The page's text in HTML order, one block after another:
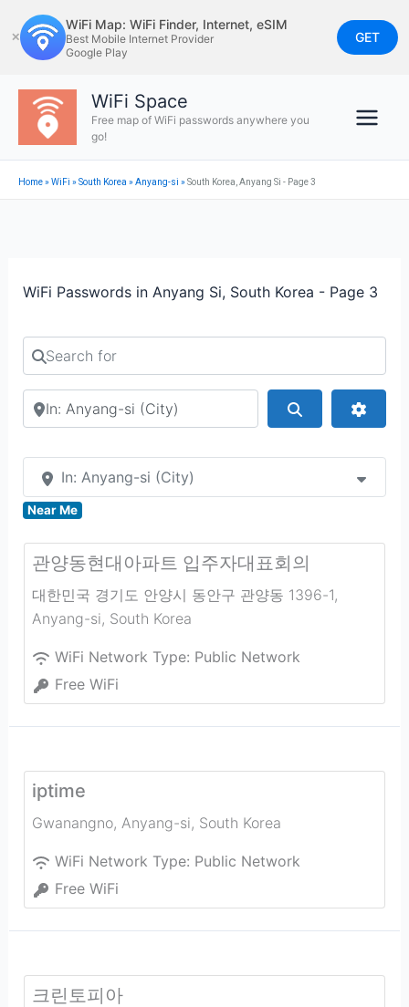
to
content
✕
WiFi Map: WiFi Finder, Internet, eSIM
Best Mobile Internet Provider
Google Play
GET
WiFi Space
Free map of WiFi passwords anywhere you
go!
Home»WiFi »South Korea »Anyang-si »South Korea, Anyang Si - Page 3
WiFi Passwords in Anyang Si, South Korea - Page 3
Search for
Search by city or country
In: Anyang-si (City)
Near Me
관양동현대아파트 입주자대표회의
대한민국 경기도 안양시 동안구 관양동 1396-1,
Anyang-si, South Korea
WiFi Network Type: Public Network
Free WiFi
iptime
Gwanangno, Anyang-si, South Korea
WiFi Network Type: Public Network
Free WiFi
크린토피아